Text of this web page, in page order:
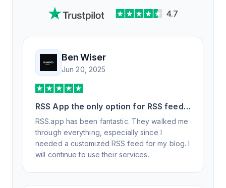
4.7
Ben Wiser
Jun 20, 2025
RSS App the only option for RSS feed
generation
RSS.app has been fantastic. They walked me
through everything, especially since I
needed a customized RSS feed for my blog. I
will continue to use their services.